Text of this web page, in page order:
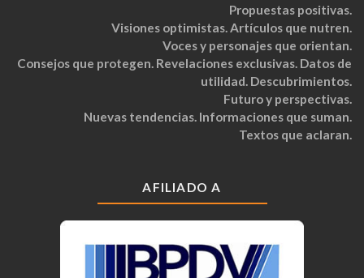
Propuestas positivas.
Visiones optimistas. Artículos que nutren.
Voces y personajes que orientan.
Consejos que protegen. Revelaciones exclusivas. Datos de
utilidad. Descubrimientos.
Futuro y perspectivas.
Nuevas tendencias. Informaciones que suman.
Textos que aclaran.
AFILIADO A